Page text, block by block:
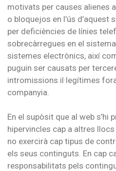
motivats per causes alienes
o bloquejos en l’ús
per deficiències de línies
sobrecàrregues en el
sistemes electrònics, així
puguin ser causats per
intromissions il·legítimes
companyia.
En el supòsit que al web s’hi
hipervincles cap a altres
no exercirà cap tipus de
els seus continguts. En cap
responsabilitats pels